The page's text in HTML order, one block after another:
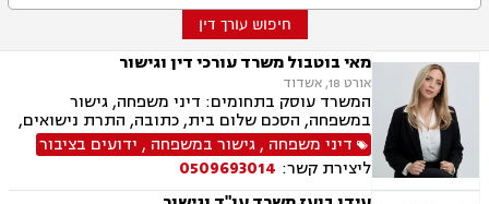
חיפוש עורך דין
מאי בוטבול משרד עורכי דין וגישור
אורט 18, אשדוד
המשרד עוסק בתחומים: דיני משפחה, גישור
במשפחה, הסכם שלום בית, כתובה, התרת נישואים,
ידועים בציבור, אפוטרופסות, הסכמי ממון, מזונות,
גירושין, הורות חד מינית, נישואים אזרחיים, חלוקת
רכוש, תיאום הורי, זמני שהות (החזקת ילדים), ניכור
הורי, ייפוי כוח מתמשך, ירושות וצוואות
דיני משפחה ,גישור במשפחה , ידועים בציבור
ליצירת קשר: 0509693014